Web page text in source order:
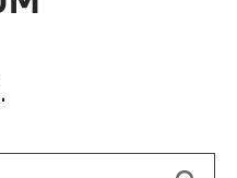
3 Serie M-Sport